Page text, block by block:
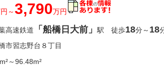
～3,790万円
高速鉄道 「船橋日大前」駅 徒歩18分～ 18
市習志野台８丁目
～96.48m²
土 地